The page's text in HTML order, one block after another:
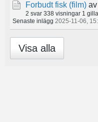
Forbudt fisk (film) av
2 svar 338 visningar 1 gilla
Senaste inlägg 2025-11-06,
Visa alla